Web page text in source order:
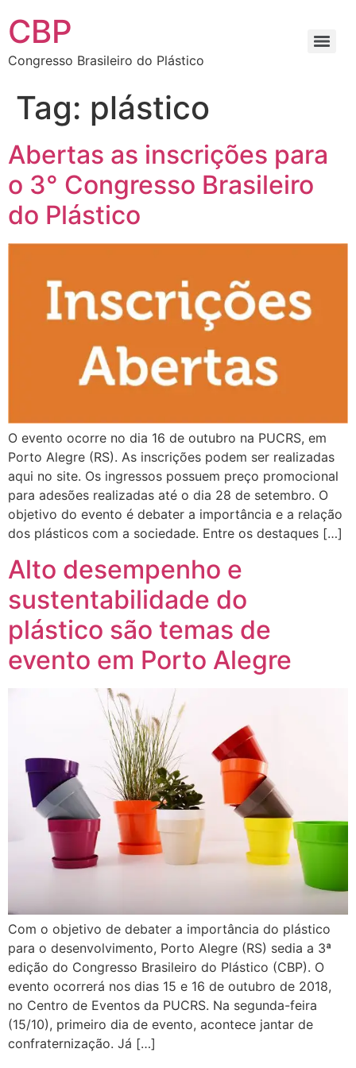
CBP
Congresso Brasileiro do Plástico
Tag: plástico
Abertas as inscrições para
o 3° Congresso Brasileiro
do Plástico
O evento ocorre no dia 16 de outubro na PUCRS, em
Porto Alegre (RS). As inscrições podem ser realizadas
aqui no site. Os ingressos possuem preço promocional
para adesões realizadas até o dia 28 de setembro. O
objetivo do evento é debater a importância e a relação
dos plásticos com a sociedade. Entre os destaques […]
Alto desempenho e
sustentabilidade do
plástico são temas de
evento em Porto Alegre
Com o objetivo de debater a importância do plástico
para o desenvolvimento, Porto Alegre (RS) sedia a 3ª
edição do Congresso Brasileiro do Plástico (CBP). O
evento ocorrerá nos dias 15 e 16 de outubro de 2018,
no Centro de Eventos da PUCRS. Na segunda-feira
(15/10), primeiro dia de evento, acontece jantar de
confraternização. Já […]